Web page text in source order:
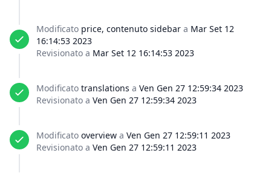
Modificato price, contenuto sidebar a Mar Set 12
16:14:53 2023
Revisionato a Mar Set 12 16:14:53 2023
Modificato translations a Ven Gen 27 12:59:34 2023
Revisionato a Ven Gen 27 12:59:34 2023
Modificato overview a Ven Gen 27 12:59:11 2023
Revisionato a Ven Gen 27 12:59:11 2023